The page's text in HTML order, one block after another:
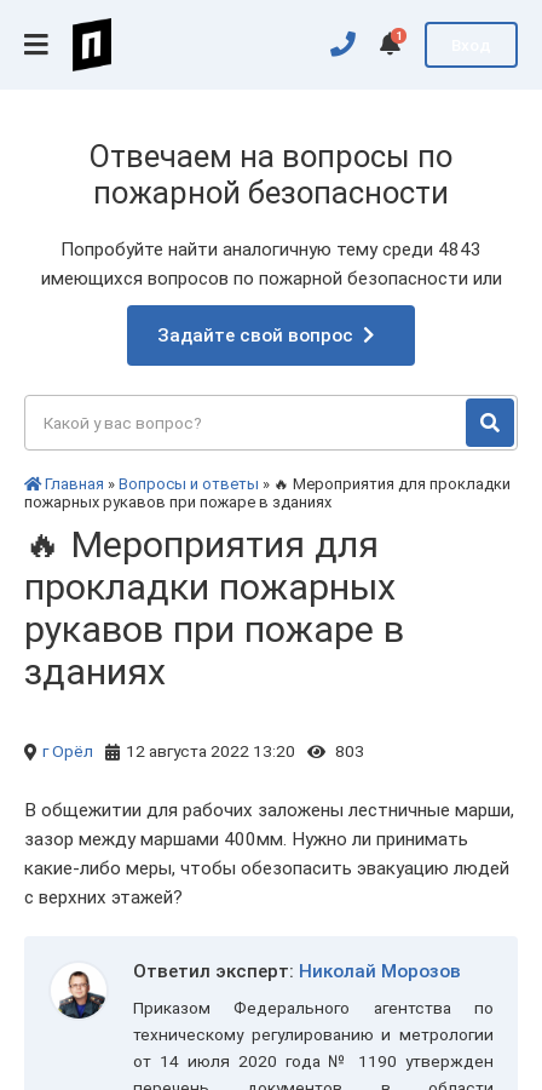
1
Отвечаем на вопросы по
пожарной безопасности
Попробуйте найти аналогичную тему среди 4843
имеющихся вопросов по пожарной безопасности или
Задайте свой вопрос
Главная » Вопросы и ответы » 🔥 Мероприятия для прокладки
пожарных рукавов при пожаре в зданиях
🔥 Мероприятия для
прокладки пожарных
рукавов при пожаре в
зданиях
г Орёл 12 августа 2022 13:20 803
В общежитии для рабочих заложены лестничные марши,
зазор между маршами 400мм. Нужно ли принимать
какие-либо меры, чтобы обезопасить эвакуацию людей
с верхних этажей?
Ответил эксперт: Николай Морозов
Приказом Федерального агентства по
техническому регулированию и метрологии
от 14 июля 2020 года № 1190 утвержден